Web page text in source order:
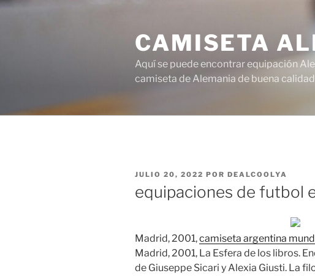
Saltar
CAMISETA
Aquí se puede encontrar equipación
camiseta de Alemania de buena
PUBLICADO
JULIO 20, 2022 POR DEALCOOLYA
equipaciones de futbol
Madrid, 2001,camiseta argentina
Madrid, 2001, La Esfera de los libros.
de Giuseppe Sicari y Alexia Giusti. La